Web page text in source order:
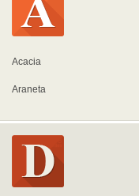
Acacia
Araneta